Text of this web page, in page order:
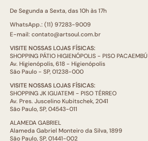
De Segunda a Sexta, das 10h às 17h
WhatsApp.: (11) 97283-9009
E-mail: contato@artsoul.com.br
VISITE NOSSAS LOJAS FÍSICAS:
SHOPPING PÁTIO HIGIENÓPOLIS - PISO PACAEMBÚ
Av. Higienópolis, 618 - Higienópolis
São Paulo - SP, 01238-000
VISITE NOSSAS LOJAS FÍSICAS:
SHOPPING JK IGUATEMI - PISO TÉRREO
Av. Pres. Juscelino Kubitschek, 2041
São Paulo, SP, 04543-011
ALAMEDA GABRIEL
Alameda Gabriel Monteiro da Silva, 1899
São Paulo, SP, 01441-002